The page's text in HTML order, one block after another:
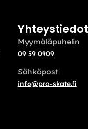
Yhteystiedot
Myymäläpuhelin
09 59 0909
Sähköposti
info@pro-skate.fi